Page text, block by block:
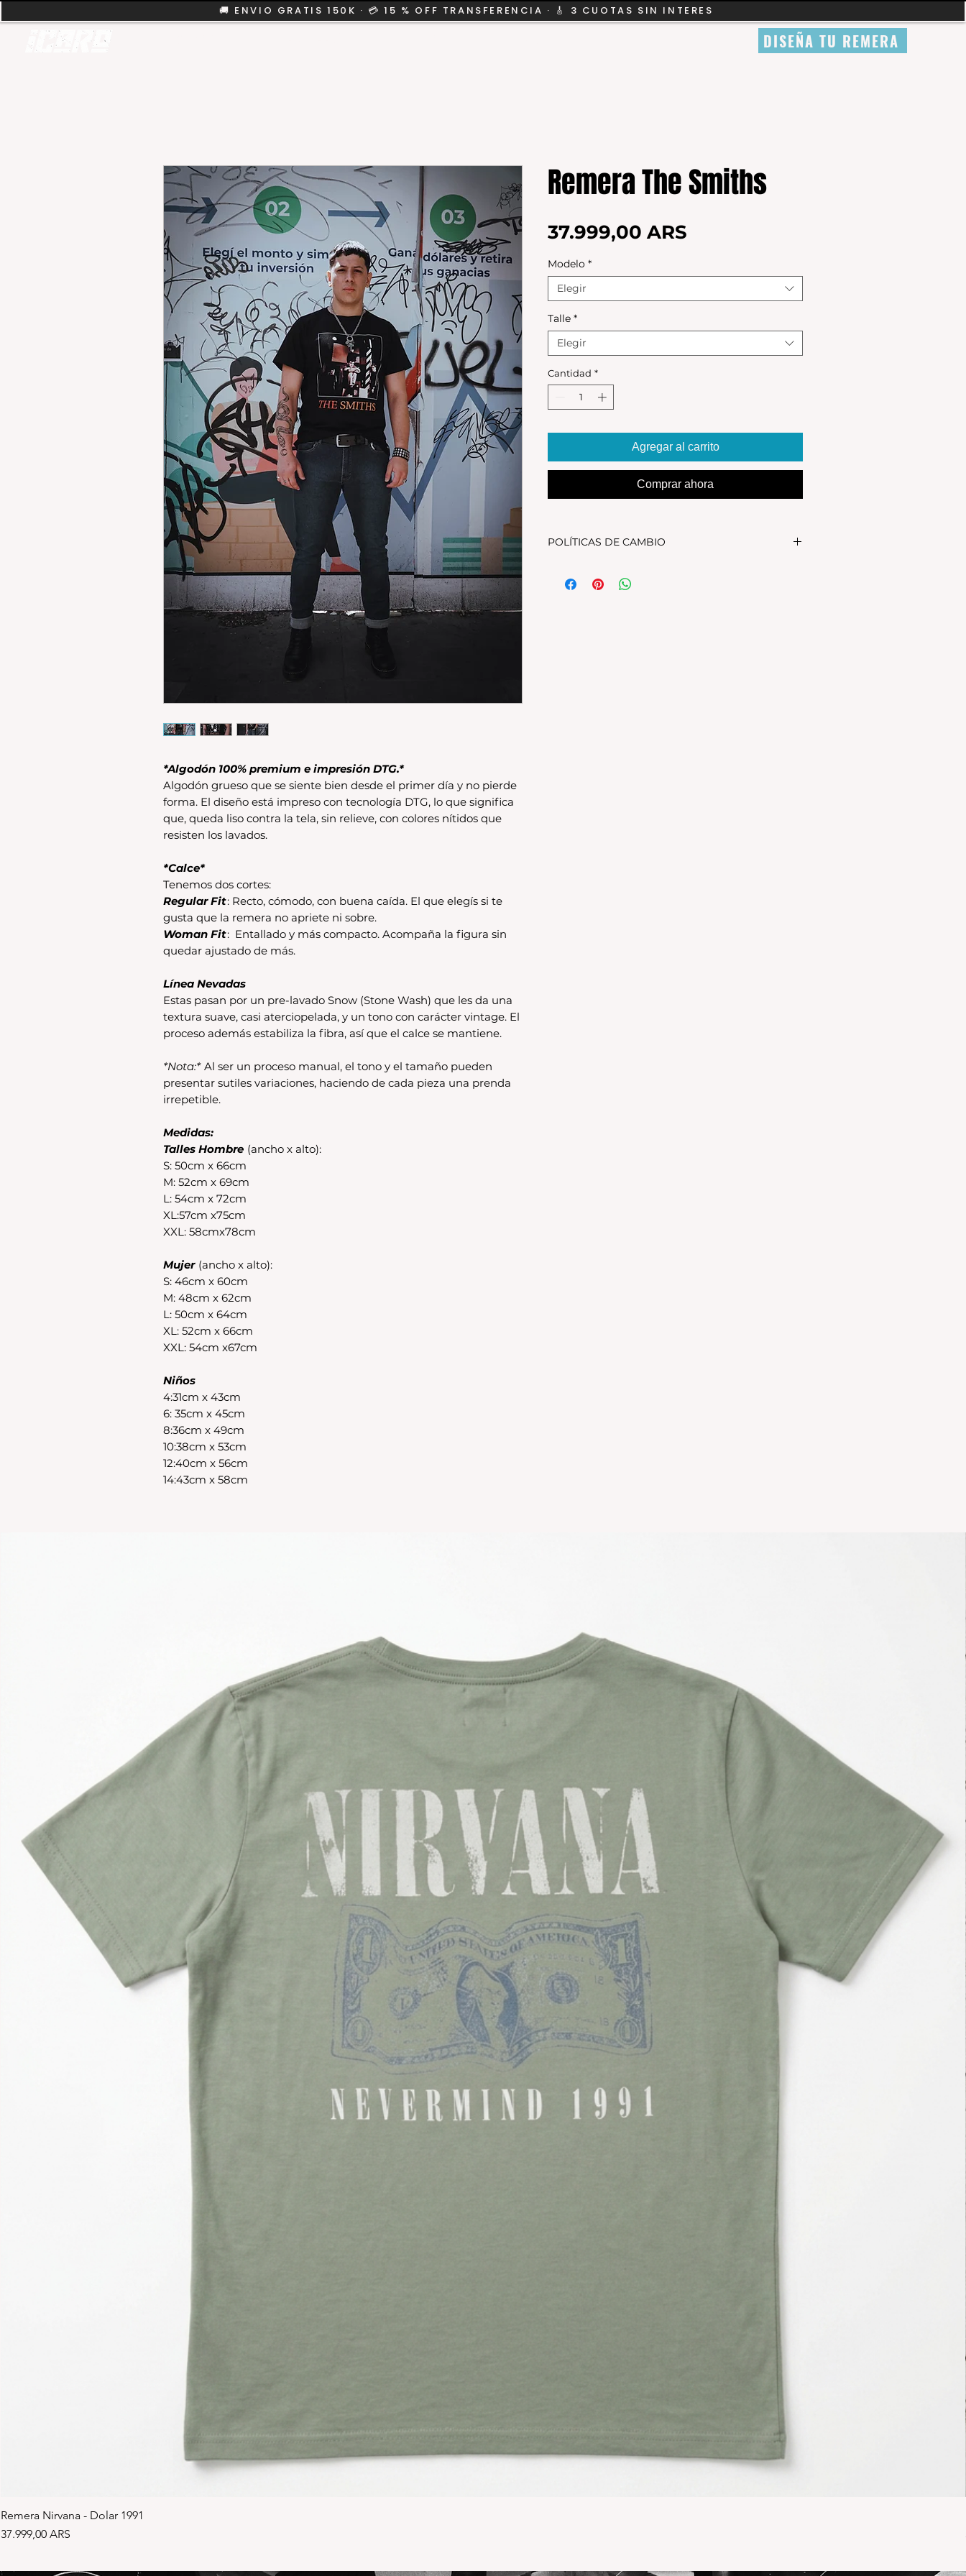
🚚 ENVIO GRATIS 150K · 💳 15 % OFF TRANSFERENCIA · 🎸 3 CUOTAS SIN INTERES
DISEÑA TU REMERA
*Algodón 100% premium e impresión DTG.*
Algodón grueso que se siente bien desde el primer día y no pierde
forma. El diseño está impreso con tecnología DTG, lo que significa
que, queda liso contra la tela, sin relieve, con colores nítidos que
resisten los lavados.
*Calce*
Tenemos dos cortes:
Regular Fit: Recto, cómodo, con buena caída. El que elegís si te
gusta que la remera no apriete ni sobre.
Woman Fit: Entallado y más compacto. Acompaña la figura sin
quedar ajustado de más.
Línea Nevadas
Estas pasan por un pre-lavado Snow (Stone Wash) que les da una
textura suave, casi aterciopelada, y un tono con carácter vintage. El
proceso además estabiliza la fibra, así que el calce se mantiene.
*Nota:* Al ser un proceso manual, el tono y el tamaño pueden
presentar sutiles variaciones, haciendo de cada pieza una prenda
irrepetible.
Medidas:
Talles Hombre (ancho x alto):
S: 50cm x 66cm
M: 52cm x 69cm
L: 54cm x 72cm
XL:57cm x75cm
XXL: 58cmx78cm
Mujer (ancho x alto):
S: 46cm x 60cm
M: 48cm x 62cm
L: 50cm x 64cm
XL: 52cm x 66cm
XXL: 54cm x67cm
Niños
4:31cm x 43cm
6: 35cm x 45cm
8:36cm x 49cm
10:38cm x 53cm
12:40cm x 56cm
14:43cm x 58cm
Remera The Smiths
37.999,00 ARS
Modelo *
Elegir
Talle *
Elegir
Cantidad *
Agregar al carrito
Comprar ahora
POLÍTICAS DE CAMBIO
debe encontrarse sin uso y en su packaging
Remera Nirvana - Dolar 1991
Precio
37.999,00 ARS